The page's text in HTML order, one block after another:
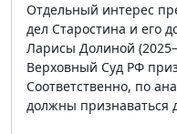
Отдельный интерес
дел Старостина и его
Ларисы Долиной
Верховный Суд РФ
Соответственно, по
должны признаваться